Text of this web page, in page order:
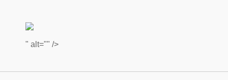
" alt="" />